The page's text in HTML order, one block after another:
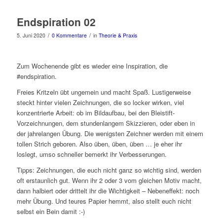
Endspiration 02
5. Juni 2020 / 0 Kommentare / in Theorie & Praxis
Zum Wochenende gibt es wieder eine Inspiration, die
#endspiration.
Freies Kritzeln übt ungemein und macht Spaß. Lustigerweise
steckt hinter vielen Zeichnungen, die so locker wirken, viel
konzentrierte Arbeit: ob im Bildaufbau, bei den Bleistift-
Vorzeichnungen, dem stundenlangem Skizzieren, oder eben in
der jahrelangen Übung. Die wenigsten Zeichner werden mit einem
tollen Strich geboren. Also üben, üben, üben … je eher ihr
loslegt, umso schneller bemerkt ihr Verbesserungen.
Tipps: Zeichnungen, die euch nicht ganz so wichtig sind, werden
oft erstaunlich gut. Wenn ihr 2 oder 3 vom gleichen Motiv macht,
dann halbiert oder drittelt ihr die Wichtigkeit – Nebeneffekt: noch
mehr Übung. Und teures Papier hemmt, also stellt euch nicht
selbst ein Bein damit :-)